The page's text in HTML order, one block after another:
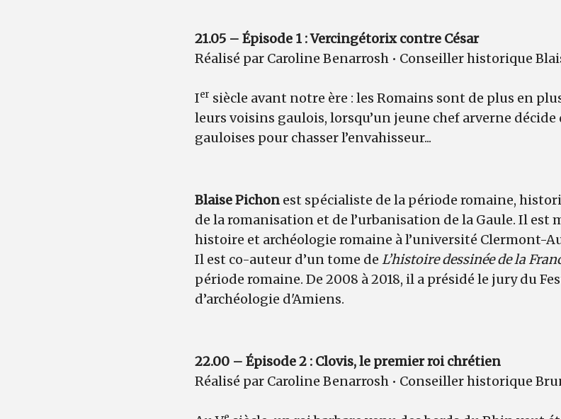
21.05 – Épisode 1 : Vercingétorix contre César
Réalisé par Caroline Benarrosh • Conseiller historique
Ier siècle avant notre ère : les Romains sont de plus en
leurs voisins gaulois, lorsqu’un jeune chef arverne
gauloises pour chasser l’envahisseur...
Blaise Pichon est spécialiste de la période romaine,
de la romanisation et de l’urbanisation de la Gaule. Il est
histoire et archéologie romaine à l’université Clermont-
Il est co-auteur d’un tome de L’histoire dessinée de la
période romaine. De 2008 à 2018, il a présidé le jury du
d’archéologie d'Amiens.
22.00 – Épisode 2 : Clovis, le premier roi chrétien
Réalisé par Caroline Benarrosh • Conseiller historique